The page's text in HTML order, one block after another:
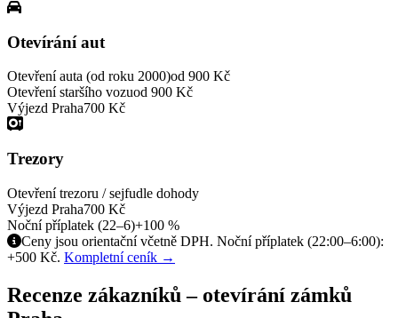
Otevírání aut
Otevření auta (od roku 2000)od 900 Kč
Otevření staršího vozuod 900 Kč
Výjezd Praha700 Kč
Trezory
Otevření trezoru / sejfudle dohody
Výjezd Praha700 Kč
Noční příplatek (22–6)+100 %
Ceny jsou orientační včetně DPH. Noční příplatek (22:00–6:00):
+500 Kč. Kompletní ceník →
Recenze zákazníků – otevírání zámků